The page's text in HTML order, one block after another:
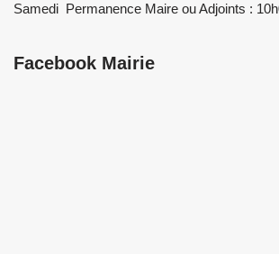
Samedi Permanence Maire ou Adjoints :
Facebook Mairie